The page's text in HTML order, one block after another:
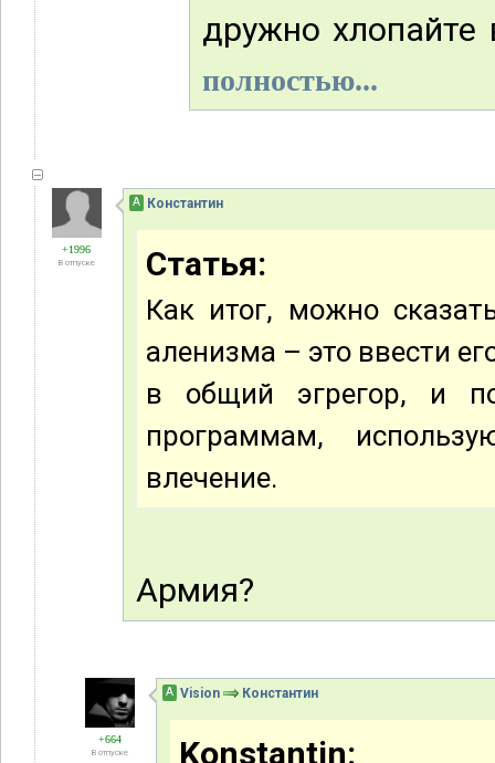
дружно хлопайте
полностью...
+1996
В отпуске
А Константин
Статья:
Как итог, можно
аленизма – это ввести
в общий эгрегор, и
программам,
влечение.
Армия?
+664
В отпуске
А Vision Константин
Konstantin: